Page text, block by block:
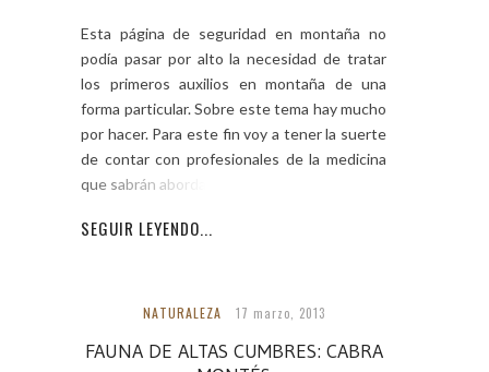
Esta página de seguridad en montaña no
podía pasar por alto la necesidad de tratar
los primeros auxilios en montaña de una
forma particular. Sobre este tema hay mucho
por hacer. Para este fin voy a tener la suerte
de contar con profesionales de la medicina
que sabrán abordar estos
SEGUIR LEYENDO...
NATURALEZA 17 marzo, 2013
FAUNA DE ALTAS CUMBRES: CABRA